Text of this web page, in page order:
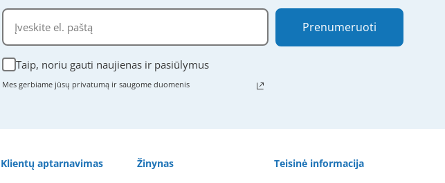
Taip, noriu gauti naujienas ir pasiūlymus
Mes gerbiame jūsų privatumą ir saugome duomenis
Prenumeruoti
Klientų aptarnavimas Žinynas Teisinė informacija